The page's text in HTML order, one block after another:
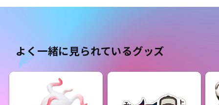
よく一緒に見られているグッズ